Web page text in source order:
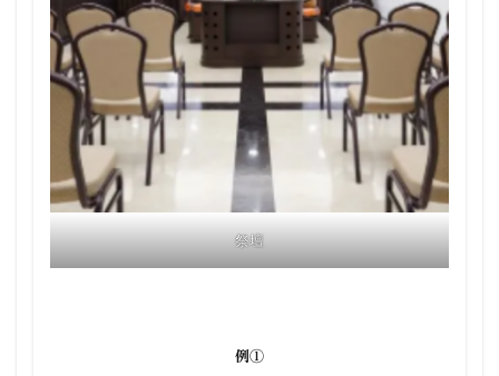
祭壇
例①